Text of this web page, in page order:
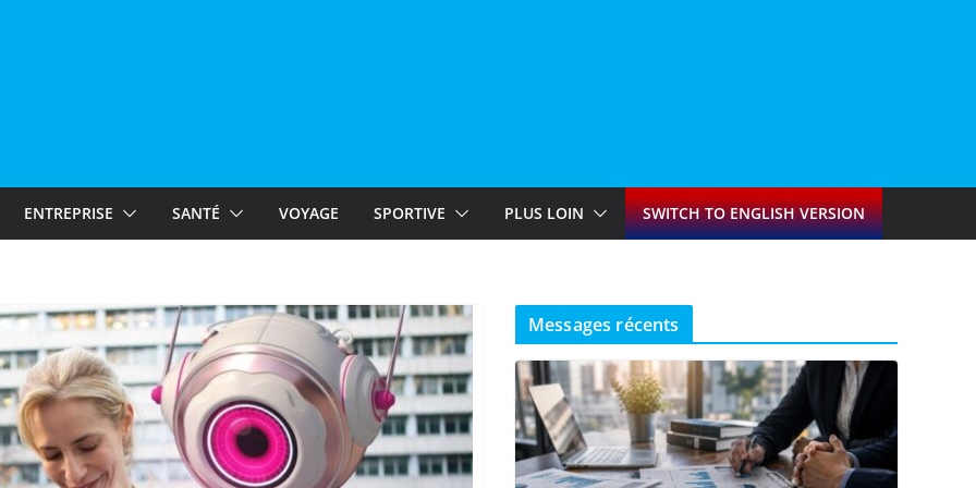
ENTREPRISE SANTÉ VOYAGE SPORTIVE PLUS LOIN SWITCH TO ENGLISH VERSION
Messages récents